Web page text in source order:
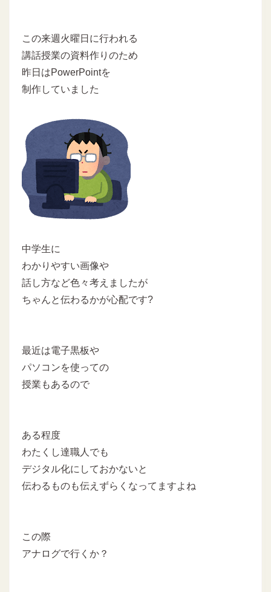
この来週火曜日に行われる
講話授業の資料作りのため
昨日はPowerPointを
制作していました
中学生に
わかりやすい画像や
話し方など色々考えましたが
ちゃんと伝わるかが心配です?
最近は電子黒板や
パソコンを使っての
授業もあるので
ある程度
わたくし達職人でも
デジタル化にしておかないと
伝わるものも伝えずらくなってますよね
この際
アナログで行くか？